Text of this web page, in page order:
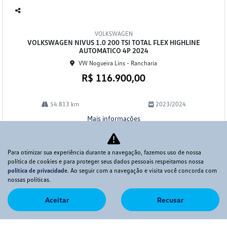
VOLKSWAGEN
VOLKSWAGEN NIVUS 1.0 200 TSI TOTAL FLEX HIGHLINE
AUTOMATICO 4P 2024
VW Nogueira Lins - Rancharia
R$ 116.900,00
54.813 km 2023/2024
Mais informações
Para otimizar sua experiência durante a navegação, fazemos uso de nossa
política de cookies e para proteger seus dados pessoais respeitamos nossa
política de privacidade. Ao seguir com a navegação e visita você concorda com
nossas políticas.
Aceitar Recusar